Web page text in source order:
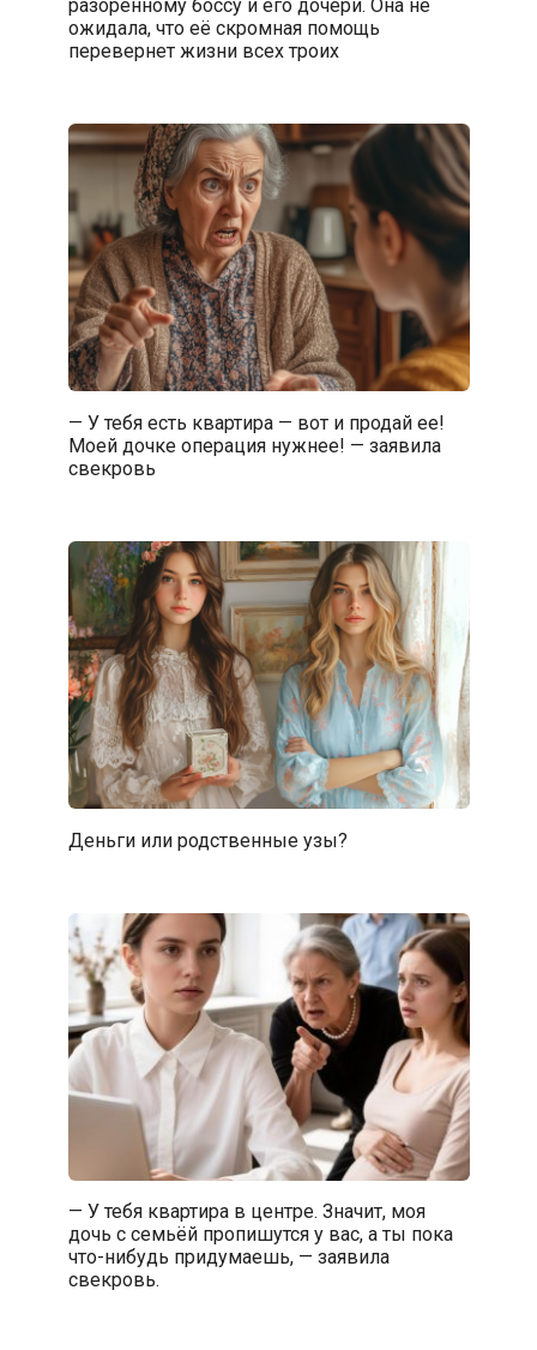
разоренному боссу и его дочери. Она не
ожидала, что её скромная помощь
перевернет жизни всех троих
— У тебя есть квартира — вот и продай ее!
Моей дочке операция нужнее! — заявила
свекровь
Деньги или родственные узы?
— У тебя квартира в центре. Значит, моя
дочь с семьёй пропишутся у вас, а ты пока
что-нибудь придумаешь, — заявила
свекровь.